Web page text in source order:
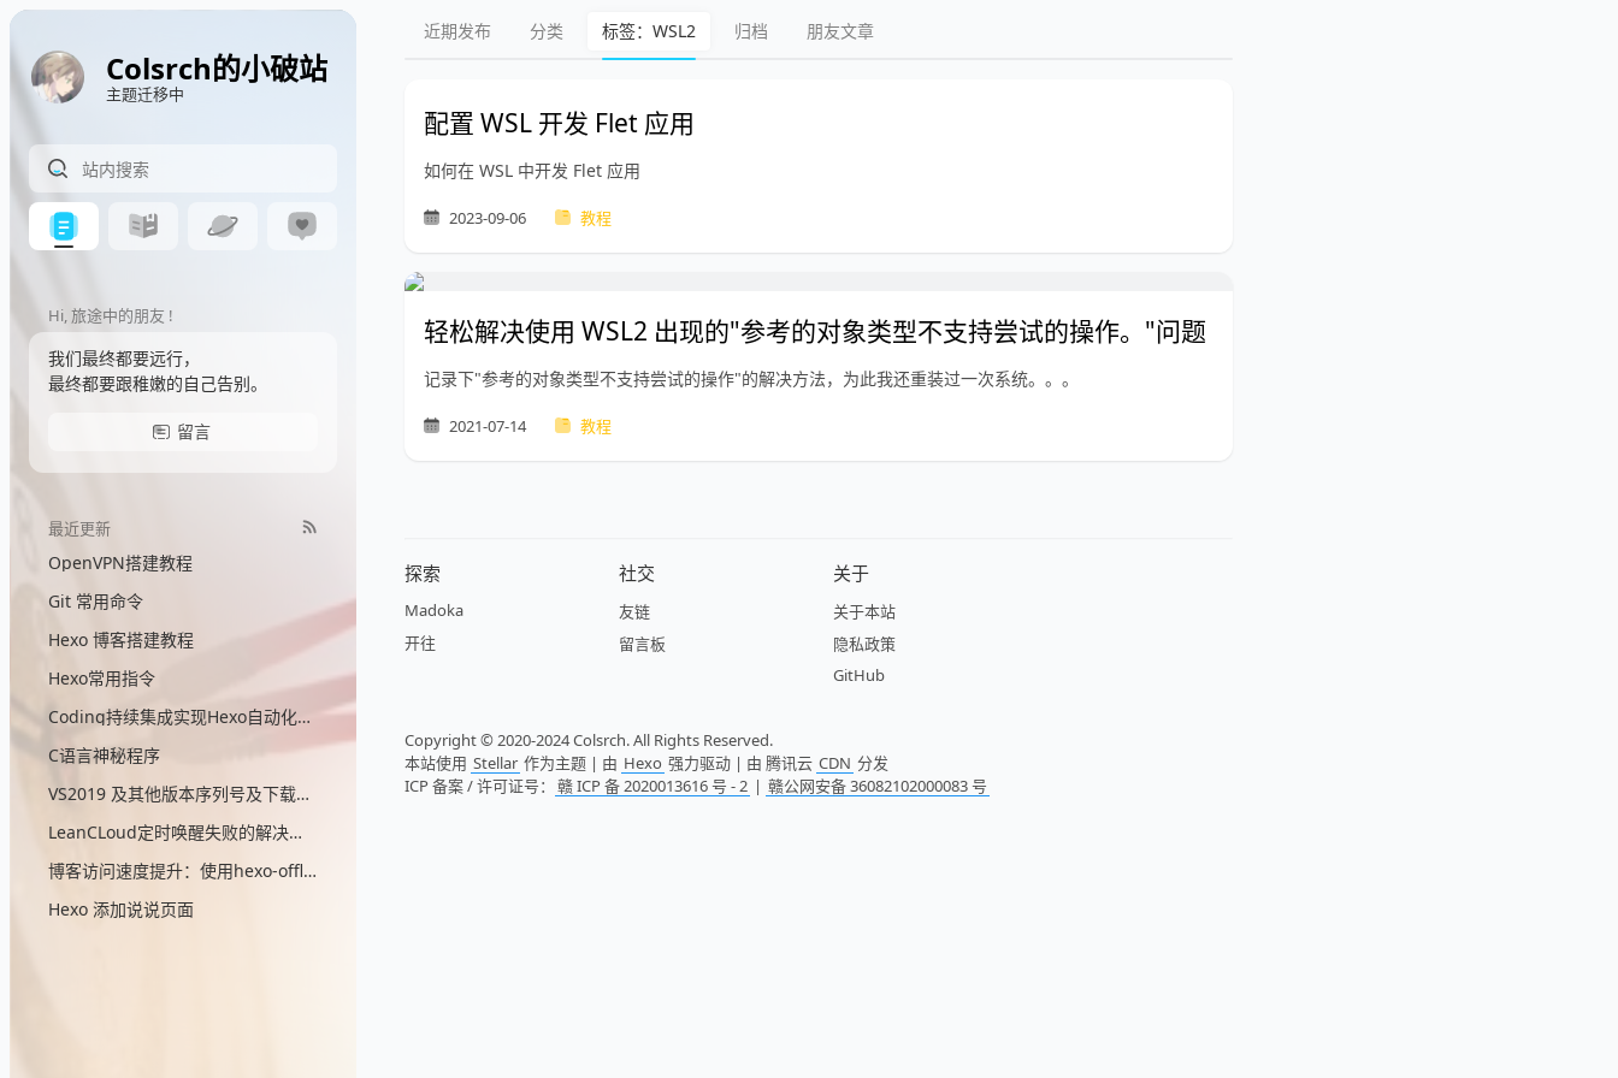
Colsrch的小破站
主题迁移中
Hi, 旅途中的朋友 !
我们最终都要远行，
最终都要跟稚嫩的自己告别。
留言
最近更新
OpenVPN搭建教程
Git 常用命令
Hexo 博客搭建教程
Hexo常用指令
Coding持续集成实现Hexo自动化部署
C语言神秘程序
VS2019 及其他版本序列号及下载地址
LeanCLoud定时唤醒失败的解决方案
博客访问速度提升：使用hexo-offline-popup插件
Hexo 添加说说页面
近期发布 分类 标签：WSL2 归档 朋友文章
配置 WSL 开发 Flet 应用
如何在 WSL 中开发 Flet 应用
2023-09-06 教程
轻松解决使用 WSL2 出现的"参考的对象类型不支持尝试的操作。"问题
记录下"参考的对象类型不支持尝试的操作"的解决方法，为此我还重装过一次系统。。。
2021-07-14 教程
探索
Madoka
开往
社交
友链
留言板
关于
关于本站
隐私政策
GitHub
Copyright © 2020-2024 Colsrch. All Rights Reserved.
本站使用 Stellar 作为主题 | 由 Hexo 强力驱动 | 由 腾讯云 CDN 分发
ICP 备案 / 许可证号：
赣 ICP 备 2020013616 号 - 2 | 赣公网安备 36082102000083 号